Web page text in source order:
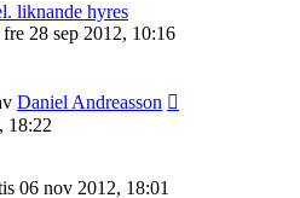
liknande hyres
fre 28 sep 2012, 10:16
Daniel Andreasson
18:22
06 nov 2012, 18:01